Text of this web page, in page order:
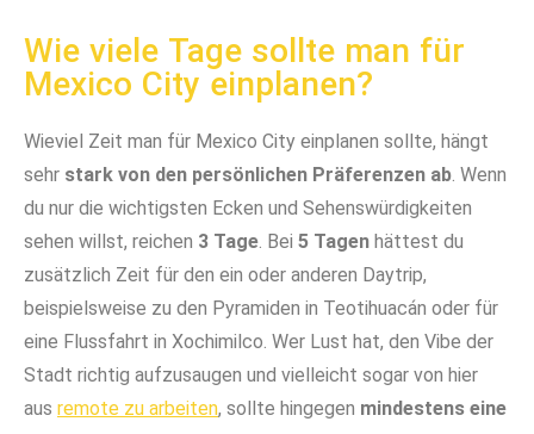
Wie viele Tage sollte man für
Mexico City einplanen?
Wieviel Zeit man für Mexico City einplanen sollte, hängt
sehr stark von den persönlichen Präferenzen ab. Wenn
du nur die wichtigsten Ecken und Sehenswürdigkeiten
sehen willst, reichen 3 Tage. Bei 5 Tagen hättest du
zusätzlich Zeit für den ein oder anderen Daytrip,
beispielsweise zu den Pyramiden in Teotihuacán oder für
eine Flussfahrt in Xochimilco. Wer Lust hat, den Vibe der
Stadt richtig aufzusaugen und vielleicht sogar von hier
aus remote zu arbeiten, sollte hingegen mindestens eine